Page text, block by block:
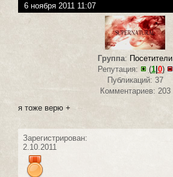
6 ноября 2011 11:07
Группа: Посетители
Репутация:
(1|0)
Публикаций: 37
Комментариев: 203
я тоже верю +
Зарегистрирован:
2.10.2011